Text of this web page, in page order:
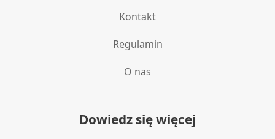
Kontakt
Regulamin
O nas
Dowiedz się więcej
aktywnie żądanych informacji
Cele przetwarzania inne niż IAB: